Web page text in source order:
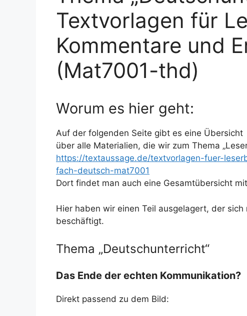
Textvorlagen für
Kommentare und
(Mat7001-thd)
Worum es hier geht:
Auf der folgenden Seite gibt es eine Übersicht
über alle Materialien, die wir zum Thema
https://textaussage.de/textvorlagen-fuer-
fach-deutsch-mat7001
Dort findet man auch eine Gesamtübersicht
Hier haben wir einen Teil ausgelagert, der sich
beschäftigt.
Thema „Deutschunterricht“
Das Ende der echten Kommunikation?
Direkt passend zu dem Bild: